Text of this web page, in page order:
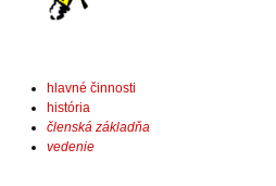
hlavné činnosti
história
členská základňa
vedenie